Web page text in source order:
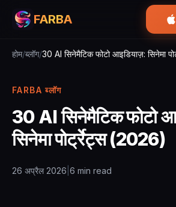
FARBA
होम/ब्लॉग/30 AI सिनेमैटिक फोटो आइडियाज़: सिनेमा
FARBA ब्लॉग
30 AI सिनेमैटिक फोटो
सिनेमा पोर्ट्रेट्स (2026)
26 अप्रैल 2026 6 min read